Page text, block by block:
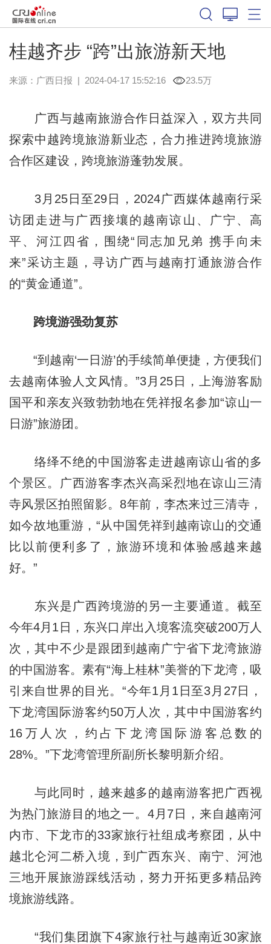
桂越齐步 “跨”出旅游新天地
来源： 广西日报 | 2024-04-17 15:52:16 23.5万
广西与越南旅游合作日益深入，双方共同
探索中越跨境旅游新业态，合力推进跨境旅游
合作区建设，跨境旅游蓬勃发展。
3月25日至29日，2024广西媒体越南行采
访团走进与广西接壤的越南谅山、广宁、高
平、河江四省，围绕“同志加兄弟 携手向未
来”采访主题，寻访广西与越南打通旅游合作
的“黄金通道”。
跨境游强劲复苏
“到越南‘一日游’的手续简单便捷，方便我们
去越南体验人文风情。”3月25日，上海游客励
国平和亲友兴致勃勃地在凭祥报名参加“谅山一
日游”旅游团。
络绎不绝的中国游客走进越南谅山省的多
个景区。广西游客李杰兴高采烈地在谅山三清
寺风景区拍照留影。8年前，李杰来过三清寺，
如今故地重游，“从中国凭祥到越南谅山的交通
比以前便利多了，旅游环境和体验感越来越
好。”
东兴是广西跨境游的另一主要通道。截至
今年4月1日，东兴口岸出入境客流突破200万人
次，其中不少是跟团到越南广宁省下龙湾旅游
的中国游客。素有“海上桂林”美誉的下龙湾，吸
引来自世界的目光。“今年1月1日至3月27日，
下龙湾国际游客约50万人次，其中中国游客约
16万人次，约占下龙湾国际游客总数的
28%。”下龙湾管理所副所长黎明新介绍。
与此同时，越来越多的越南游客把广西视
为热门旅游目的地之一。4月7日，来自越南河
内市、下龙市的33家旅行社组成考察团，从中
越北仑河二桥入境，到广西东兴、南宁、河池
三地开展旅游踩线活动，努力开拓更多精品跨
境旅游线路。
“我们集团旗下4家旅行社与越南近30家旅